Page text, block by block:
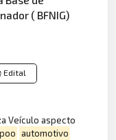
( BFNIG)
Edital
Veículo aspecto
automotivo